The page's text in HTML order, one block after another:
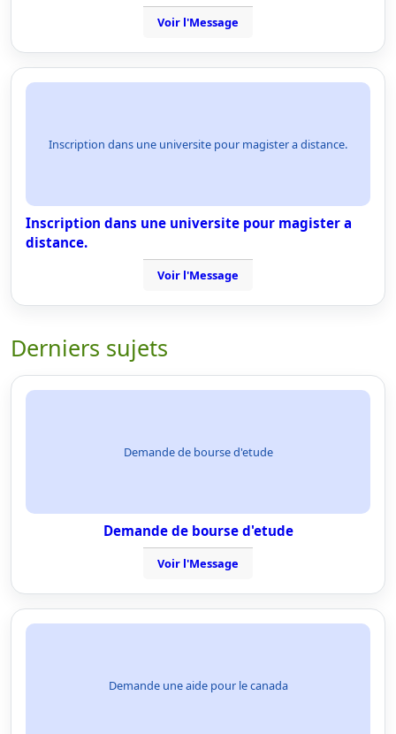
Voir l'Message
Inscription dans une universite pour magister a distance.
Inscription dans une universite pour magister a
distance.
Voir l'Message
Derniers sujets
Demande de bourse d'etude
Demande de bourse d'etude
Voir l'Message
Demande une aide pour le canada